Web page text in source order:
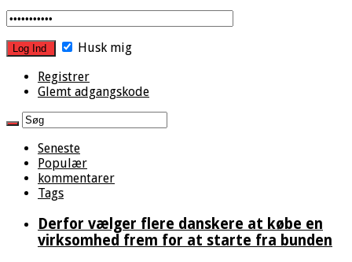
Husk mig
Registrer
Glemt adgangskode
Seneste
Populær
kommentarer
Tags
Derfor vælger flere danskere at købe en
virksomhed frem for at starte fra bunden